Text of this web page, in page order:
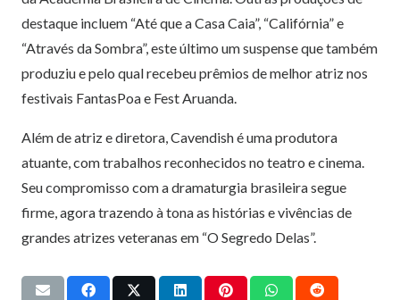
destaque incluem “Até que a Casa Caia”, “Califórnia” e
“Através da Sombra”, este último um suspense que também
produziu e pelo qual recebeu prêmios de melhor atriz nos
festivais FantasPoa e Fest Aruanda.
Além de atriz e diretora, Cavendish é uma produtora
atuante, com trabalhos reconhecidos no teatro e cinema.
Seu compromisso com a dramaturgia brasileira segue
firme, agora trazendo à tona as histórias e vivências de
grandes atrizes veteranas em “O Segredo Delas”.